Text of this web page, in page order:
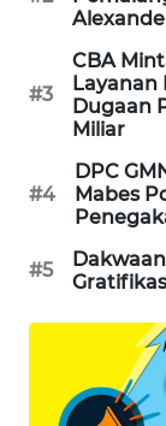
#3
CBA
Layanan
Dugaan
Miliar
#4
DPC
Mabes
#5
ID
MAWAKA
MARTABAT
MKLI